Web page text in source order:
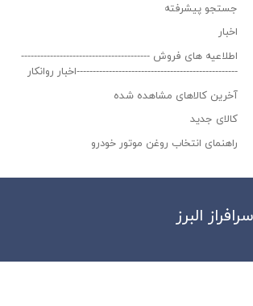
جستجو پیشرفته
اخبار
اطلاعیه های فروش ----------------------------------------
--------------------------------------------------اخبار روانکار
آخرین کالاهای مشاهده شده
کالای جدید
راهنمای انتخاب روغن موتور خودرو
سرافراز البرز